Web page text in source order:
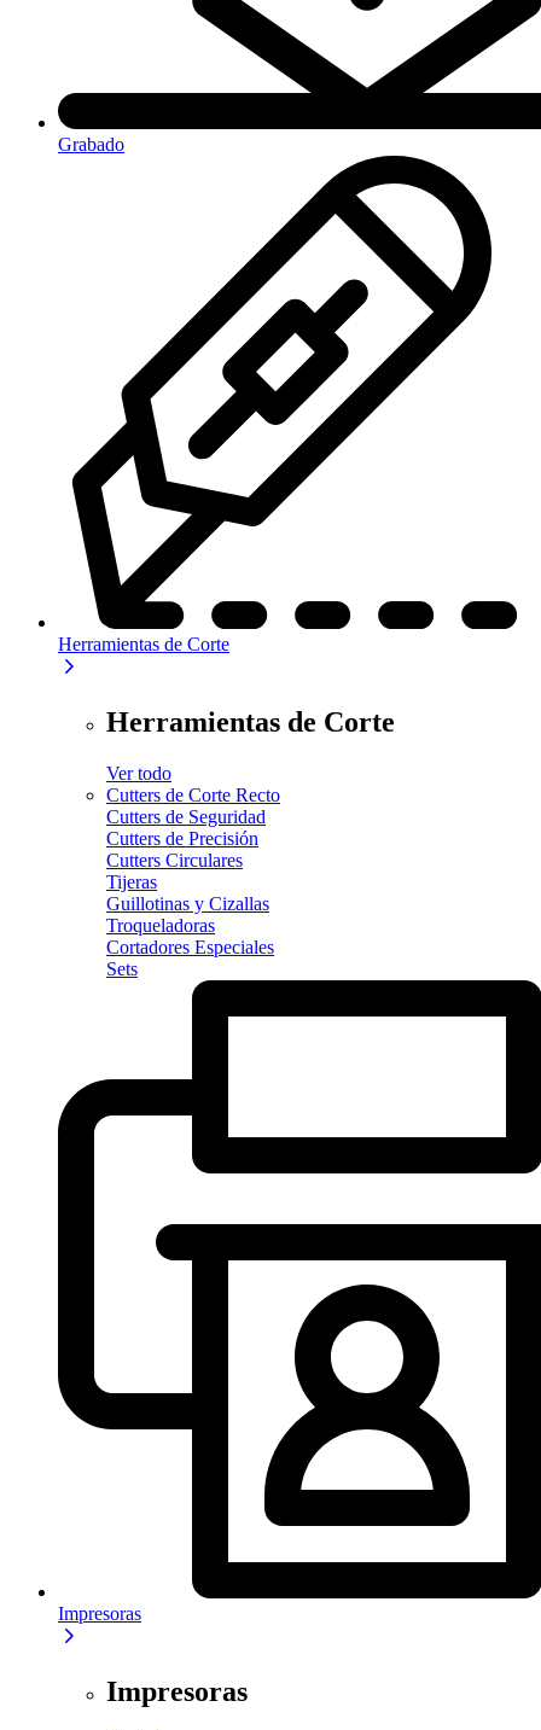
Grabado
Herramientas de Corte
Herramientas de Corte
Ver todo
Cutters de Corte Recto
Cutters de Seguridad
Cutters de Precisión
Cutters Circulares
Tijeras
Guillotinas y Cizallas
Troqueladoras
Cortadores Especiales
Sets
Impresoras
Impresoras